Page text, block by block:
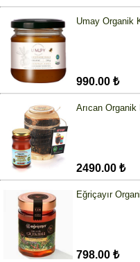
Umay Organik
990.00 ₺
Arıcan
2490.00 ₺
Eğriçayır
798.00 ₺